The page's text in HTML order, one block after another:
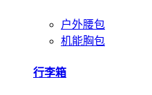
户外腰包
机能胸包
行李箱